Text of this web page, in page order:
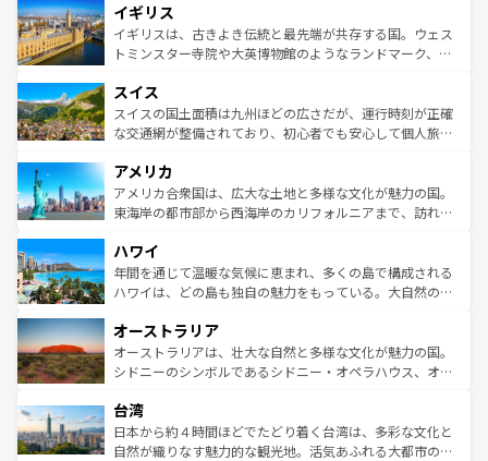
いる。シャンパンの発祥地であるランス、プロヴァンスの
香り高いラベンダー畑など、多彩な楽しみ方が可能だ。さ
らに、パリ以外の地域にも魅力が溢れており、どの街角に
れる地方に足を運ぶとそれぞれで全く異なる文化を体験で
きるだろう。 なお、新着のフランス情報はコンテンツ一覧
を参照してほしい。
顔を持つこの国は、どこを歩いても飽きることがない。ベ
ルリンの文化的活気、バイエルン州のアルプスの絶景、そ
してライン川沿いのワイン畑といった風景は必見。ビール
は、お酒好きな人にはぜひ体験してほしい。 なお、新着の
ドイツ情報はコンテンツ一覧を参照してほしい。
イギリス
イギリスは、古きよき伝統と最先端が共存する国。ウェス
トミンスター寺院や大英博物館のようなランドマーク、歴
リアごとに異なる魅力がある。また、優雅なアフタヌーン
ティー、ビール好きにはたまらない英国パブ、サッカー観
戦など、本場だからこそできる体験も豊富。イギリスを旅
ンツ一覧を参照してほしい。
スイス
スイスの国土面積は九州ほどの広さだが、運行時刻が正確
な交通網が整備されており、初心者でも安心して個人旅行
の建物がそのまま残る町や、スイスならではのユニークな
博物館もあり、アルプス観光だけでなく町歩きも満喫する
ことができる。国民の所得が高いため物価も高いが、旅行
ば市内交通費無料で観光を楽しむこともできる。 なお、新
着のスイス情報はコンテンツ一覧 を参照してほしい。
アメリカ
アメリカ合衆国は、広大な土地と多様な文化が魅力の国。
東海岸の都市部から西海岸のカリフォルニアまで、訪れる
のような巨大都市は、観光、ショッピング、エンターテイ
ンメントが詰まった刺激的なスポットだ。一方、アメリカ
西部には大自然が広がり、グランドキャニオンやイエロー
部のニューオーリンズでは、音楽と美食が融合した独特の
文化が魅力。旅行者はアメリカの各地域で異なる魅力を楽
しみながら、その多様性と豊かな歴史を感じることができ
ならではの贅沢な旅のスタイルだ。 なお、新着のアメリカ
情報はコンテンツ一覧を参照してほしい。
ハワイ
年間を通じて温暖な気候に恵まれ、多くの島で構成される
ハワイは、どの島も独自の魅力をもっている。大自然の神
ワイ島は見逃せない。また、定番の観光地といえばオアフ
島だが、静かな自然を求めるならマウイ島やカウアイ島が
おすすめ。エメラルドグリーンに輝く海をはじめ、豊かな
れるおもてなしの心で訪れる人々を迎えてくれるハワイの
人々、おいしいローカルフードやハワイアンミュージッ
ク、伝統的なフラダンスなど、すべてがハワイの魅力を彩
オーストラリア
オーストラリアは、壮大な自然と多様な文化が魅力の国。
シドニーのシンボルであるシドニー・オペラハウス、オー
リアリーフや大陸中央部にそびえるウルル（エアーズロッ
ク）、タスマニアの美しい原生林やケアンズの熱帯雨林な
ど、見どころがたくさん。また、カフェやワイン、オージ
台湾
日本から約４時間ほどでたどり着く台湾は、多彩な文化と
自然が織りなす魅力的な観光地。活気あふれる大都市の台